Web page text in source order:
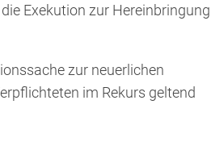
Exekution zur Hereinbringung
zur neuerlichen
im Rekurs geltend